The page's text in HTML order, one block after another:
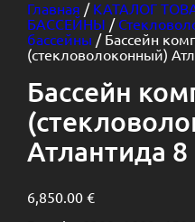
Главная / КАТАЛОГ
БАССЕЙНЫ /
бассейны / Бассейн
(стекловолоконный)
Бассейн
Атлантида 8
6,850.00 €